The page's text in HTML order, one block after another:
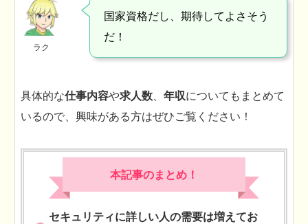
ラク
国家資格だし、期待してよさそう
だ！
具体的な仕事内容や求人数、 年収についてもまとめて
いるので、興味がある方はぜひご覧ください！
本記事のまとめ！
セキュリティに詳しい人の需要は増えてお